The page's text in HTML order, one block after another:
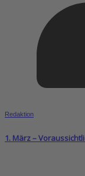
Redaktion
1. März –